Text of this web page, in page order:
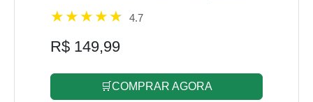
4.7
R$ 149,99
🛒COMPRAR AGORA